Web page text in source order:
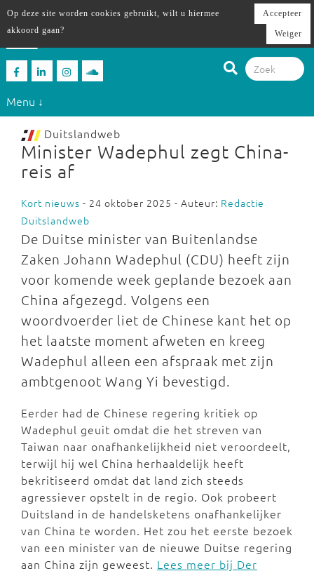
Menu ↓
Duitslandweb
Minister Wadephul zegt China-
reis af
Kort nieuws - 24 oktober 2025 - Auteur: Redactie
Duitslandweb
De Duitse minister van Buitenlandse
Zaken Johann Wadephul (CDU) heeft zijn
voor komende week geplande bezoek aan
China afgezegd. Volgens een
woordvoerder liet de Chinese kant het op
het laatste moment afweten en kreeg
Wadephul alleen een afspraak met zijn
ambtgenoot Wang Yi bevestigd.
Eerder had de Chinese regering kritiek op
Wadephul geuit omdat die het streven van
Taiwan naar onafhankelijkheid niet veroordeelt,
terwijl hij wel China herhaaldelijk heeft
bekritiseerd omdat dat land zich steeds
agressiever opstelt in de regio. Ook probeert
Duitsland in de handelsketens onafhankelijker
van China te worden. Het zou het eerste bezoek
van een minister van de nieuwe Duitse regering
aan China zijn geweest. Lees meer bij Der
Op deze site worden cookies gebruikt, wilt u hiermee
akkoord gaan?
Accepteer
Weiger